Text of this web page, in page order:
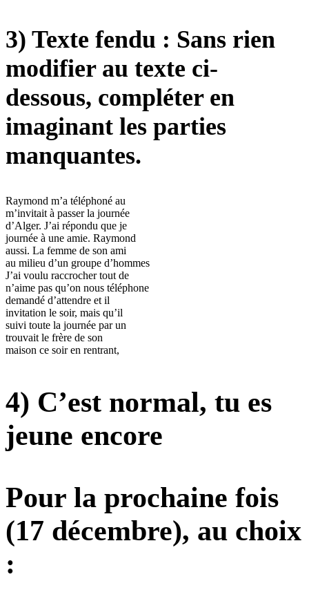
3) Texte fendu : Sans rien
modifier au texte ci-
dessous, compléter en
imaginant les parties
manquantes.
Raymond m’a téléphoné au
m’invitait à passer la journée
d’Alger. J’ai répondu que je
journée à une amie. Raymond
aussi. La femme de son ami
au milieu d’un groupe d’hommes
J’ai voulu raccrocher tout de
n’aime pas qu’on nous téléphone
demandé d’attendre et il
invitation le soir, mais qu’il
suivi toute la journée par un
trouvait le frère de son
maison ce soir en rentrant,
4) C’est normal, tu es
jeune encore
Pour la prochaine fois
(17 décembre), au choix
: